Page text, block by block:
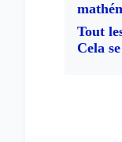
Tout
Cela